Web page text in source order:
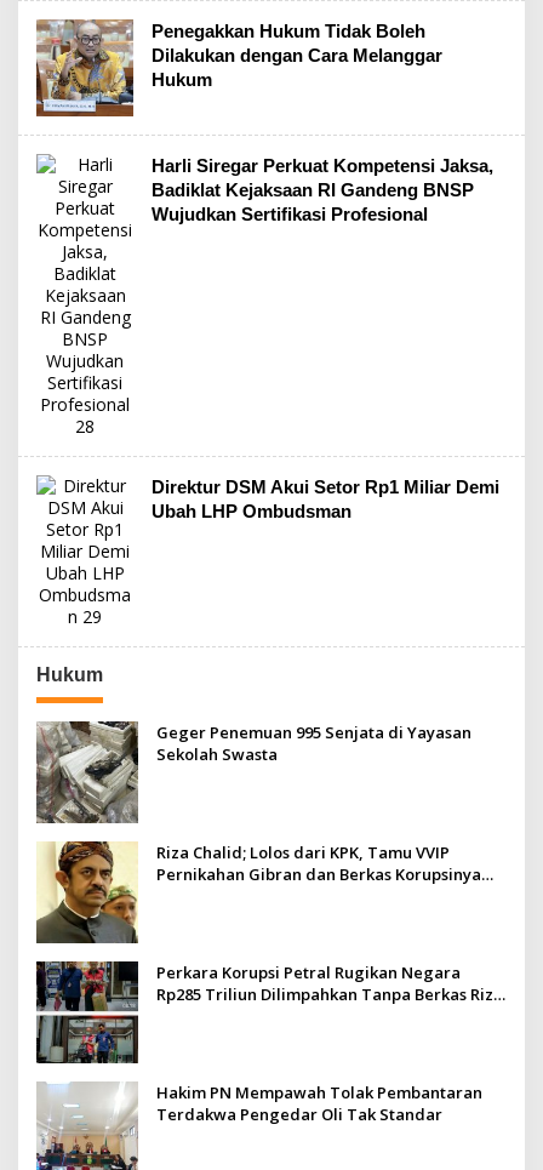
Penegakkan Hukum Tidak Boleh
Dilakukan dengan Cara Melanggar
Hukum
Harli Siregar Perkuat Kompetensi Jaksa,
Badiklat Kejaksaan RI Gandeng BNSP
Wujudkan Sertifikasi Profesional
Direktur DSM Akui Setor Rp1 Miliar Demi
Ubah LHP Ombudsman
Hukum
Geger Penemuan 995 Senjata di Yayasan
Sekolah Swasta
Riza Chalid; Lolos dari KPK, Tamu VVIP
Pernikahan Gibran dan Berkas Korupsinya
Perkara Korupsi Petral Rugikan Negara
Rp285 Triliun Dilimpahkan Tanpa Berkas Riza
Hakim PN Mempawah Tolak Pembantaran
Terdakwa Pengedar Oli Tak Standar